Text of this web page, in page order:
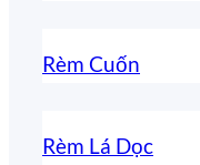
Rèm Cuốn
Rèm Lá Dọc